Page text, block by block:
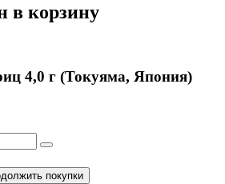
в корзину
4,0 г (Токуяма, Япония)
покупки